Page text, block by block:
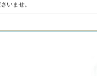
いませ。